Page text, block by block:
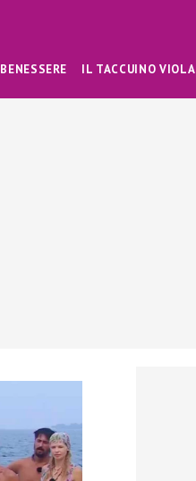
BENESSERE IL TACCUINO VIOLA